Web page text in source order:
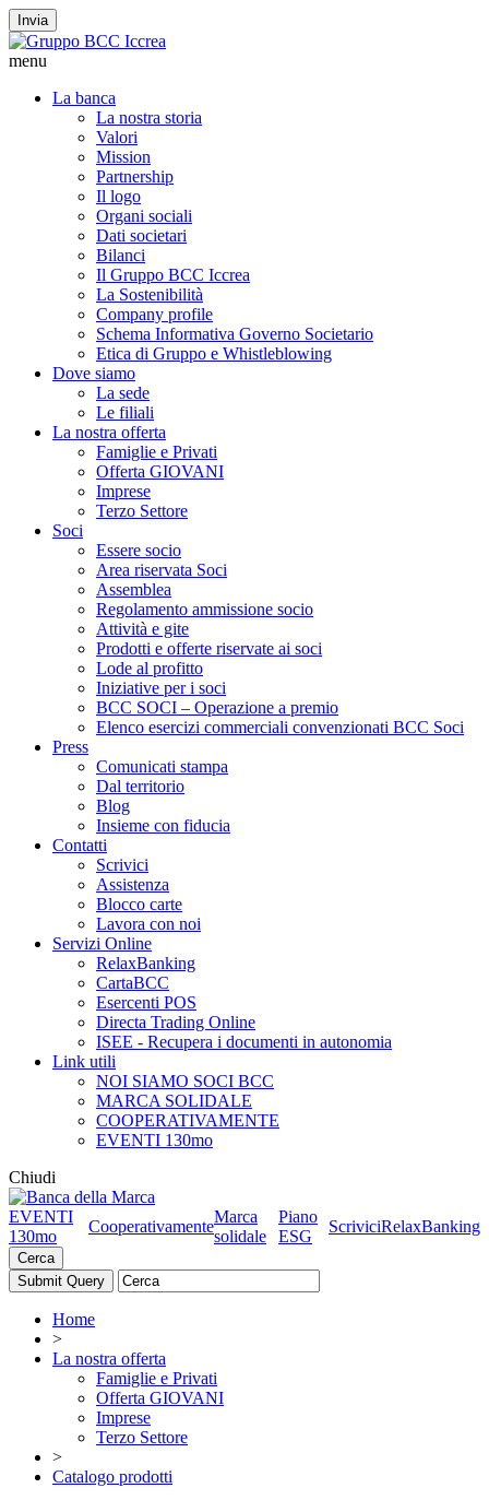
Invia
menu
La banca
La nostra storia
Valori
Mission
Partnership
Il logo
Organi sociali
Dati societari
Bilanci
Il Gruppo BCC Iccrea
La Sostenibilità
Company profile
Schema Informativa Governo Societario
Etica di Gruppo e Whistleblowing
Dove siamo
La sede
Le filiali
La nostra offerta
Famiglie e Privati
Offerta GIOVANI
Imprese
Terzo Settore
Soci
Essere socio
Area riservata Soci
Assemblea
Regolamento ammissione socio
Attività e gite
Prodotti e offerte riservate ai soci
Lode al profitto
Iniziative per i soci
BCC SOCI – Operazione a premio
Elenco esercizi commerciali convenzionati BCC Soci
Press
Comunicati stampa
Dal territorio
Blog
Insieme con fiducia
Contatti
Scrivici
Assistenza
Blocco carte
Lavora con noi
Servizi Online
RelaxBanking
CartaBCC
Esercenti POS
Directa Trading Online
ISEE - Recupera i documenti in autonomia
Link utili
NOI SIAMO SOCI BCC
MARCA SOLIDALE
COOPERATIVAMENTE
EVENTI 130mo
Chiudi
EVENTI
130mo
Cooperativamente
Marca
solidale
Piano
ESG
ScriviciRelaxBanking
Cerca
Home
>
La nostra offerta
Famiglie e Privati
Offerta GIOVANI
Imprese
Terzo Settore
>
Catalogo prodotti